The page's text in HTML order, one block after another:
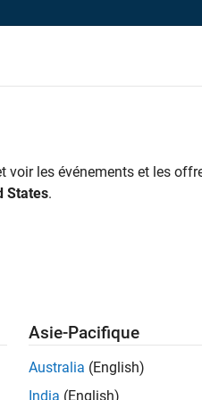
Juridique Services
à vos critères
. Si malgré tout vous ne
pour vous tenir au courant
par lieu pour trouver
voir les événements et les
States.
Asie-Pacifique
Australia (English)
India (English)